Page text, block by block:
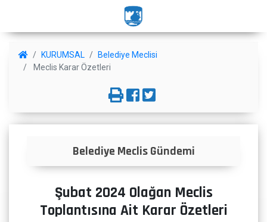
KURUMSAL
Belediye Meclisi
Meclis Karar Özetleri
Belediye Meclis Gündemi
Şubat 2024 Olağan Meclis
Toplantısına Ait Karar Özetleri